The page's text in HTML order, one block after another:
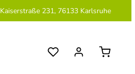
Kaiserstraße 231, 76133 Karlsruhe